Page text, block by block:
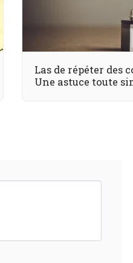
Las de répéter des
Une astuce toute